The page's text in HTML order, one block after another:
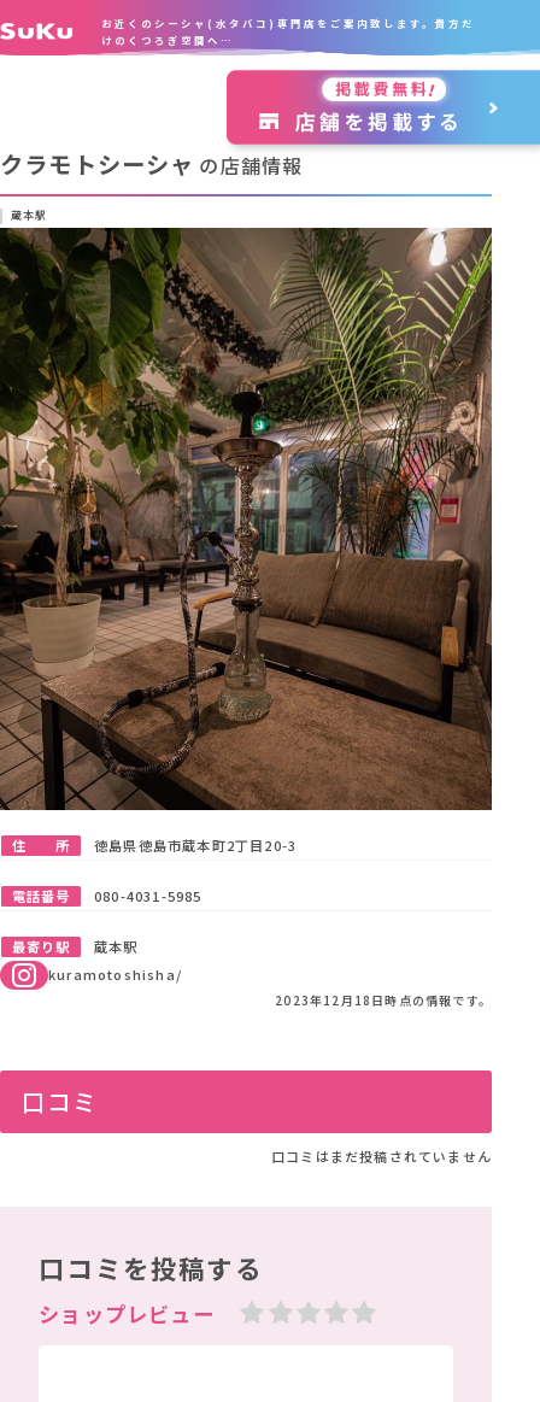
お近くのシーシャ(水タバコ)専門店をご案内致します。貴方だ
けのくつろぎ空間へ…
クラモトシーシャ の店舗情報
蔵本駅
住 所 徳島県徳島市蔵本町2丁目20-3
電話番号 080-4031-5985
最寄り駅
蔵本駅
kuramotoshisha/
2023年12月18日時点の情報です。
口コミ
口コミはまだ投稿されていません
口コミを投稿する